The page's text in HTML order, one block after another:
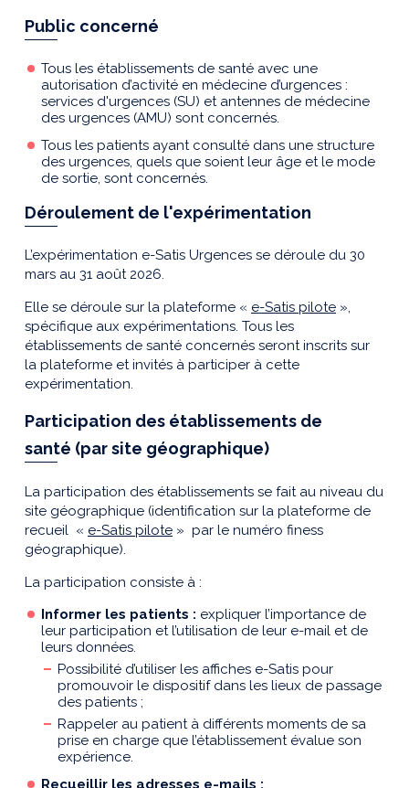
Public concerné
Tous les établissements de santé avec une
autorisation d’activité en médecine d’urgences :
services d'urgences (SU) et antennes de médecine
des urgences (AMU) sont concernés.
Tous les patients ayant consulté dans une structure
des urgences, quels que soient leur âge et le mode
de sortie, sont concernés.
Déroulement de l'expérimentation
L’expérimentation e-Satis Urgences se déroule du 30
mars au 31 août 2026.
Elle se déroule sur la plateforme « e-Satis pilote »,
spécifique aux expérimentations. Tous les
établissements de santé concernés seront inscrits sur
la plateforme et invités à participer à cette
expérimentation.
Participation des établissements de
santé (par site géographique)
La participation des établissements se fait au niveau du
site géographique (identification sur la plateforme de
recueil « e-Satis pilote » par le numéro finess
géographique).
La participation consiste à :
Informer les patients : expliquer l’importance de
leur participation et l’utilisation de leur e-mail et de
leurs données.
Possibilité d’utiliser les affiches e-Satis pour
promouvoir le dispositif dans les lieux de passage
des patients ;
Rappeler au patient à différents moments de sa
prise en charge que l’établissement évalue son
expérience.
Recueillir les adresses e-mails :